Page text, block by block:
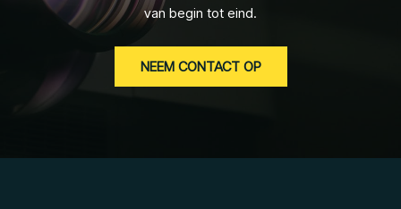
van begin tot eind.
NEEM CONTACT OP